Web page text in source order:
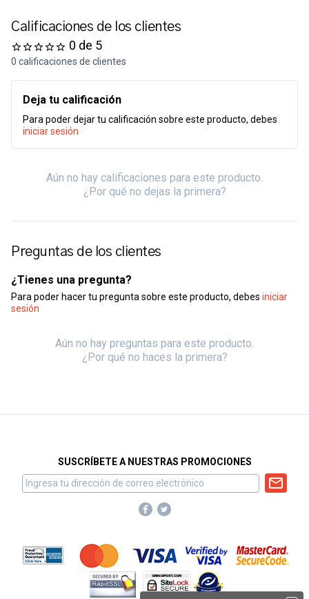
Calificaciones de los clientes
0 de 5
0 calificaciones de clientes
Deja tu calificación
Para poder dejar tu calificación sobre este producto, debes
iniciar sesión
Aún no hay calificaciones para este producto.
¿Por qué no dejas la primera?
Preguntas de los clientes
¿Tienes una pregunta?
Para poder hacer tu pregunta sobre este producto, debes iniciar
sesión
Aún no hay preguntas para este producto.
¿Por qué no haces la primera?
SUSCRÍBETE A NUESTRAS PROMOCIONES